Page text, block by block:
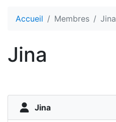
Accueil Membres Jina
Jina
Jina